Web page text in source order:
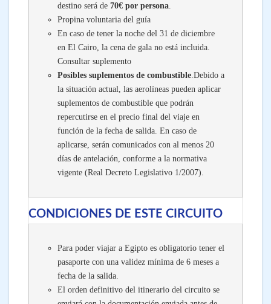
destino será de 70€ por persona.
Propina voluntaria del guía
En caso de tener la noche del 31 de diciembre
en El Cairo, la cena de gala no está incluida.
Consultar suplemento
Posibles suplementos de combustible.Debido a
la situación actual, las aerolíneas pueden aplicar
suplementos de combustible que podrán
repercutirse en el precio final del viaje en
función de la fecha de salida. En caso de
aplicarse, serán comunicados con al menos 20
días de antelación, conforme a la normativa
vigente (Real Decreto Legislativo 1/2007).
CONDICIONES DE ESTE CIRCUITO
Para poder viajar a Egipto es obligatorio tener el
pasaporte con una validez mínima de 6 meses a
fecha de la salida.
El orden definitivo del itinerario del circuito se